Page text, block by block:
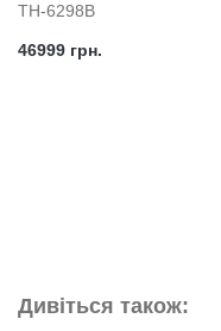
TH-6298B
46999 грн.
Дивіться також: